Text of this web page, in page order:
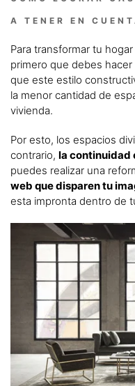
A TENER EN
Para transformar tu
primero que debes
que este estilo
la menor cantidad de
vivienda.
Por esto, los espacios
contrario, la continuidad
puedes realizar una
web que disparen tu
esta impronta dentro de